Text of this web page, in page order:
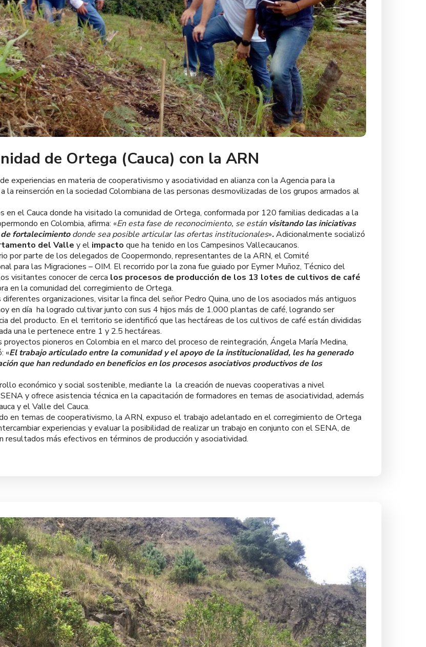
de Ortega (Cauca) con la ARN
experiencias en materia de cooperativismo y asociatividad en alianza con la Agencia para la
la reinserción en la sociedad Colombiana de las personas desmovilizadas de los grupos armados al
el Cauca donde ha visitado la comunidad de Ortega, conformada por 120 familias dedicadas a la
en Colombia, afirma: «En esta fase de reconocimiento, se estánvisitando las iniciativas
fortalecimientodonde sea posible articular las ofertas institucionales».Adicionalmente socializó
del Valle y el impacto que ha tenido en los Campesinos Vallecaucanos.
por parte de los delegados de Coopermondo, representantes de la ARN, el Comité
para las Migraciones – OIM. El recorrido por la zona fue guiado por Eymer Muñoz, Técnico del
visitantes conocer de cerca los procesos de producción de los 13 lotes de cultivos de café
en la comunidad del corregimiento de Ortega.
organizaciones, visitar la finca del señor Pedro Quina, uno de los asociados más antiguos
en día ha logrado cultivar junto con sus 4 hijos más de 1.000 plantas de café, logrando ser
del producto. En el territorio se identificó que las hectáreas de los cultivos de café están divididas
una le pertenece entre 1 y 2.5 hectáreas.
pioneros en Colombia en el marco del proceso de reintegración, Ángela María Medina,
«El trabajo articulado entre la comunidad y el apoyo de la institucionalidad, les ha generado
que han redundado en beneficios en los procesos asociativos productivos de los
económico y social sostenible, mediante la la creación de nuevas cooperativas a nivel
y ofrece asistencia técnica en la capacitación de formadores en temas de asociatividad, además
y el Valle del Cauca.
en temas de cooperativismo, la ARN, expuso el trabajo adelantado en el corregimiento de Ortega
experiencias y evaluar la posibilidad de realizar un trabajo en conjunto con el SENA, de
más efectivos en términos de producción y asociatividad.